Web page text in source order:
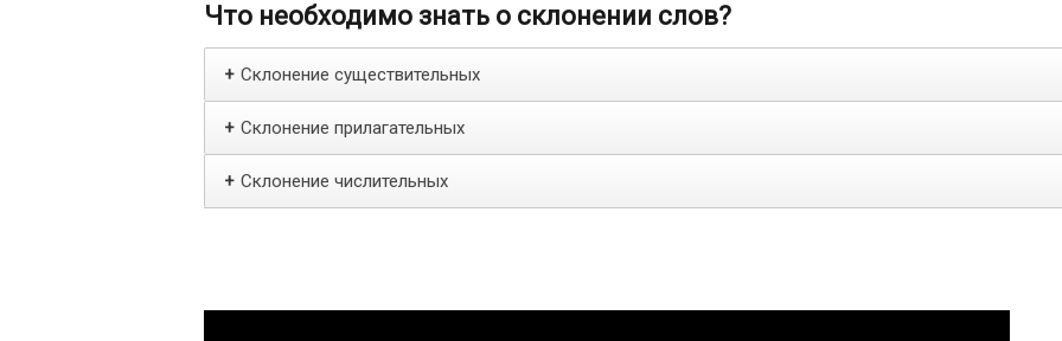
Что необходимо знать о склонении слов?
+ Склонение существительных
+ Склонение прилагательных
+ Склонение числительных